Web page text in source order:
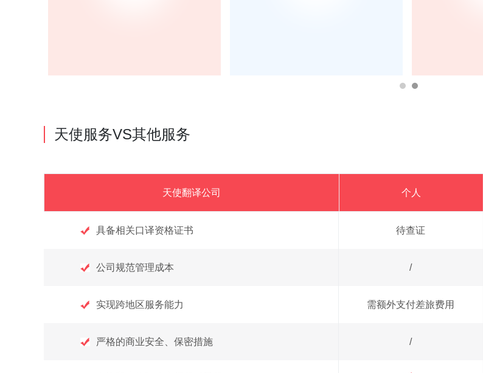
天使服务VS其他服务
天使翻译公司 个人
具备相关口译资格证书 待查证
公司规范管理成本 /
实现跨地区服务能力 需额外支付差旅费用
严格的商业安全、保密措施 /